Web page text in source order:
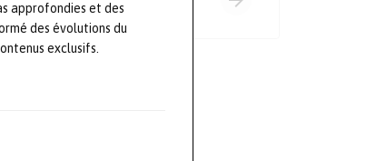
approfondies et des
des évolutions du
exclusifs.